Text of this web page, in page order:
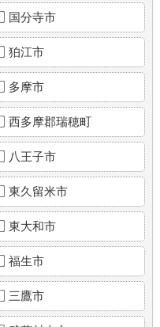
国分寺市
狛江市
多摩市
西多摩郡瑞穂町
八王子市
東久留米市
東大和市
福生市
三鷹市